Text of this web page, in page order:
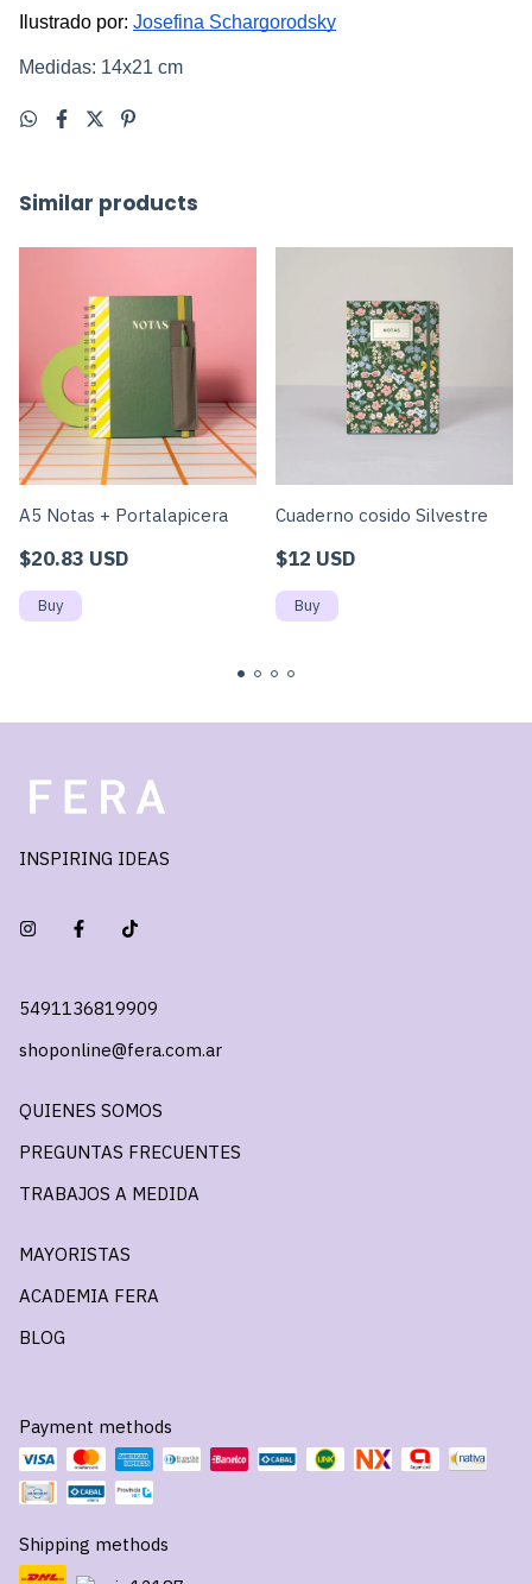
Ilustrado por: Josefina Schargorodsky
Medidas: 14x21 cm
Similar products
A5 Notas + Portalapicera
$20.83 USD
Cuaderno cosido Silvestre
$12 USD
INSPIRING IDEAS
5491136819909
shoponline@fera.com.ar
QUIENES SOMOS
PREGUNTAS FRECUENTES
TRABAJOS A MEDIDA
MAYORISTAS
ACADEMIA FERA
BLOG
Payment methods
Shipping methods